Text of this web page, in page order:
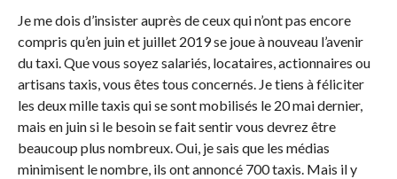
Je me dois d’insister auprès de ceux qui n’ont pas encore
compris qu’en juin et juillet 2019 se joue à nouveau l’avenir
du taxi. Que vous soyez salariés, locataires, actionnaires ou
artisans taxis, vous êtes tous concernés. Je tiens à féliciter
les deux mille taxis qui se sont mobilisés le 20 mai dernier,
mais en juin si le besoin se fait sentir vous devrez être
beaucoup plus nombreux. Oui, je sais que les médias
minimisent le nombre, ils ont annoncé 700 taxis. Mais il y